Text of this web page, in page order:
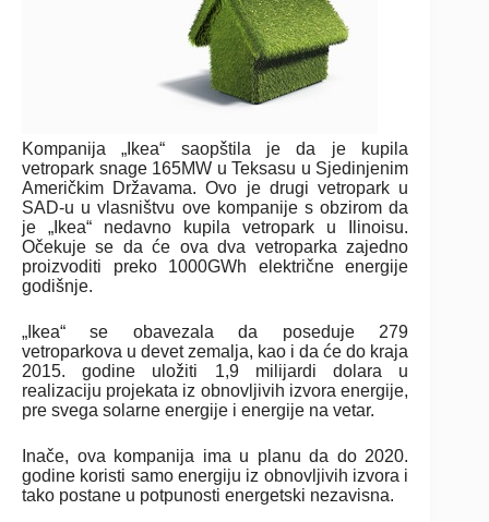
Kompanija „Ikea“ saopštila je da je kupila
vetropark snage 165MW u Teksasu u Sjedinjenim
Američkim Državama. Ovo je drugi vetropark u
SAD-u u vlasništvu ove kompanije s obzirom da
je „Ikea“ nedavno kupila vetropark u Ilinoisu.
Očekuje se da će ova dva vetroparka zajedno
proizvoditi preko 1000GWh električne energije
godišnje.
„Ikea“ se obavezala da poseduje 279
vetroparkova u devet zemalja, kao i da će do kraja
2015. godine uložiti 1,9 milijardi dolara u
realizaciju projekata iz obnovljivih izvora energije,
pre svega solarne energije i energije na vetar.
Inače, ova kompanija ima u planu da do 2020.
godine koristi samo energiju iz obnovljivih izvora i
tako postane u potpunosti energetski nezavisna.